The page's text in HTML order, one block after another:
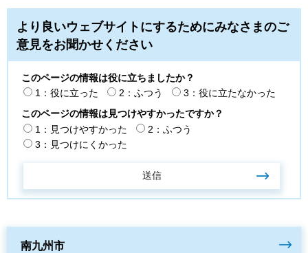
より良いウェブサイトにするためにみなさまのご
意見をお聞かせください
このページの情報は役に立ちましたか？
1：役に立った
2：ふつう
3：役に立たなかった
このページの情報は見つけやすかったですか？
1：見つけやすかった
2：ふつう
3：見つけにくかった
南九州市